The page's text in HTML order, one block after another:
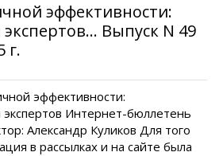
эффективности:
Выпуск N 49
г.
эффективности:
Интернет-бюллетень
Александр Куликов Для того
в рассылках и на сайте была